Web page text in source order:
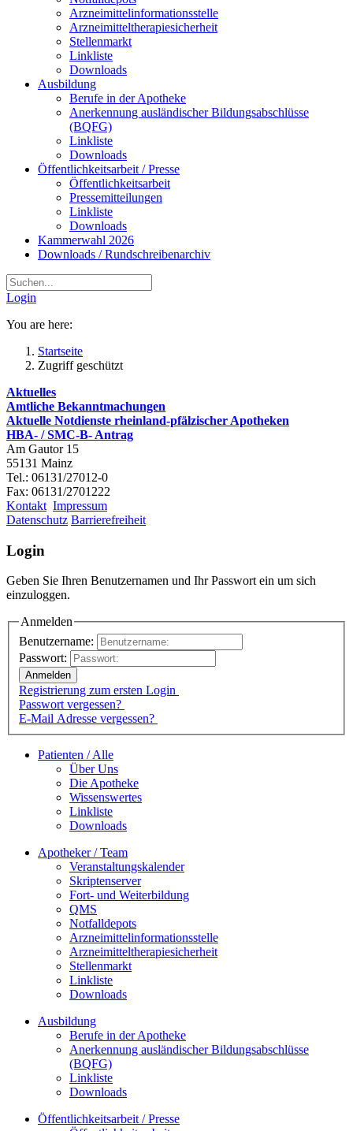
Arzneimittelinformationsstelle
Arzneimitteltherapiesicherheit
Stellenmarkt
Linkliste
Downloads
Ausbildung
Berufe in der Apotheke
Anerkennung ausländischer Bildungsabschlüsse
(BQFG)
Linkliste
Downloads
Öffentlichkeitsarbeit / Presse
Öffentlichkeitsarbeit
Pressemitteilungen
Linkliste
Downloads
Kammerwahl 2026
Downloads / Rundschreibenarchiv
Login
You are here:
Startseite
Zugriff geschützt
Aktuelles
Amtliche Bekanntmachungen
Aktuelle Notdienste rheinland-pfälzischer Apotheken
HBA- / SMC-B- Antrag
Am Gautor 15
55131 Mainz
Tel.: 06131/27012-0
Fax: 06131/2701222
Kontakt Impressum
Datenschutz Barrierefreiheit
Login
Geben Sie Ihren Benutzernamen und Ihr Passwort ein um sich
einzuloggen.
Anmelden
Benutzername:
Passwort:
Registrierung zum ersten Login
Passwort vergessen?
E-Mail Adresse vergessen?
Patienten / Alle
Über Uns
Die Apotheke
Wissenswertes
Linkliste
Downloads
Apotheker / Team
Veranstaltungskalender
Skriptenserver
Fort- und Weiterbildung
QMS
Notfalldepots
Arzneimittelinformationsstelle
Arzneimitteltherapiesicherheit
Stellenmarkt
Linkliste
Downloads
Ausbildung
Berufe in der Apotheke
Anerkennung ausländischer Bildungsabschlüsse
(BQFG)
Linkliste
Downloads
Öffentlichkeitsarbeit / Presse